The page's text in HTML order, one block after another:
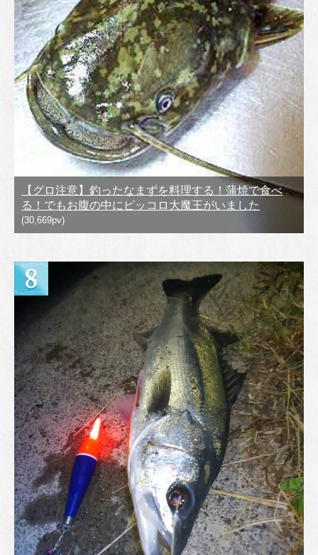
【グロ注意】釣ったなまずを料理する！蒲焼で食べ
る！でもお腹の中にピッコロ大魔王がいました
(30,669pv)